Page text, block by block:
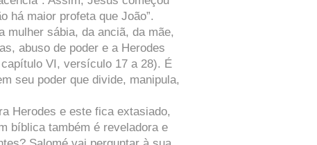
há maior profeta que João”.
mulher sábia, da anciã, da mãe,
abuso de poder e a Herodes
VI, versículo 17 a 28). É
seu poder que divide, manipula,
Herodes e este fica extasiado,
bíblica também é reveladora e